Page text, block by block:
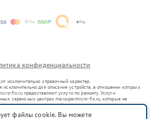
конфиденциальности
исключительно справочный характер.
исключительно для описания устройств, в отношении которых
fix.ru предоставляют услуги по ремонту. Услуги
сервисных центрах mar.supermicro-fix.ru, которые не
товарных знаков или их официальными представителями.
уже введенных в гражданский оборот в соответствии
файлы cookie. Вы можете